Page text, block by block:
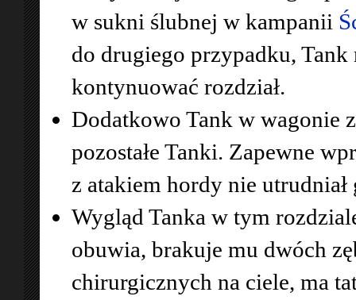
w sukni ślubnej w kampanii
do drugiego przypadku,
kontynuować rozdział.
Dodatkowo Tank w wagonie
pozostałe Tanki. Zapewne
z atakiem hordy nie
Wygląd Tanka w tym
obuwia, brakuje mu dwóch
chirurgicznych na ciele, ma